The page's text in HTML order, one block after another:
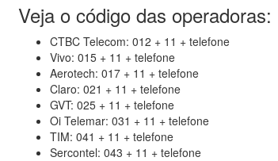
Veja o código das operadoras:
CTBC Telecom: 012 + 11 + telefone
Vivo: 015 + 11 + telefone
Aerotech: 017 + 11 + telefone
Claro: 021 + 11 + telefone
GVT: 025 + 11 + telefone
Oi Telemar: 031 + 11 + telefone
TIM: 041 + 11 + telefone
Sercontel: 043 + 11 + telefone